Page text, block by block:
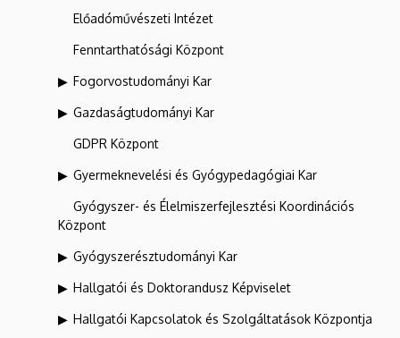
Előadóművészeti Intézet
Fenntarthatósági Központ
Fogorvostudományi Kar
Gazdaságtudományi Kar
GDPR Központ
Gyermeknevelési és Gyógypedagógiai Kar
Gyógyszer- és Élelmiszerfejlesztési Koordinációs
Központ
Gyógyszerésztudományi Kar
Hallgatói és Doktorandusz Képviselet
Hallgatói Kapcsolatok és Szolgáltatások Központja